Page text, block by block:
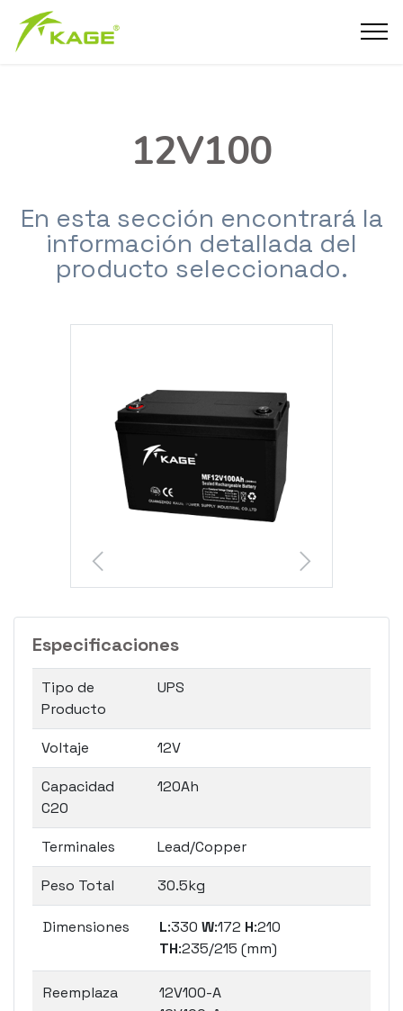
12V100
En esta sección encontrará la
información detallada del
producto seleccionado.
Especificaciones
Tipo de
Producto
UPS
Voltaje 12V
Capacidad
C20
120Ah
Terminales Lead/Copper
Peso Total 30.5kg
Dimensiones L:330 W:172 H:210
TH:235/215 (mm)
Reemplaza
12V100-A